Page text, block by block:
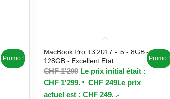
Promo !
MacBook Pro 13 2017 - i5 - 8GB -
128GB - Excellent Etat
CHF1'299 Le prix initial était :
CHF 1'299.
CHF249Le prix
actuel est : CHF 249. .-
Promo !